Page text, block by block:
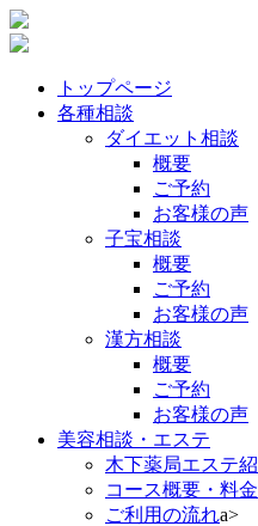
トップページ
各種相談
ダイエット相談
概要
ご予約
お客様の声
子宝相談
概要
ご予約
お客様の声
漢方相談
概要
ご予約
お客様の声
美容相談・エステ
木下薬局エステ
コース概要・料金
ご利用の流れa>